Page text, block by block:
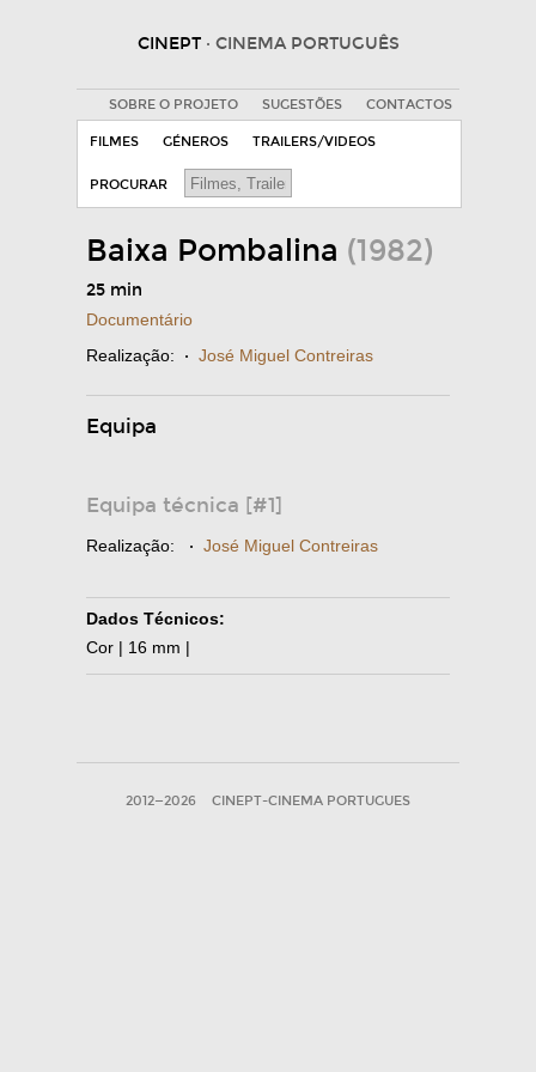
CINEPT · CINEMA PORTUGUÊS
SOBRE O PROJETO SUGESTÕES CONTACTOS
FILMES GÉNEROS TRAILERS/VIDEOS
PROCURAR
Baixa Pombalina (1982)
25 min
Documentário
Realização: · José Miguel Contreiras
Equipa
Equipa técnica [#1]
Realização: · José Miguel Contreiras
Dados Técnicos:
Cor | 16 mm |
2012—2026 CINEPT-CINEMA PORTUGUES